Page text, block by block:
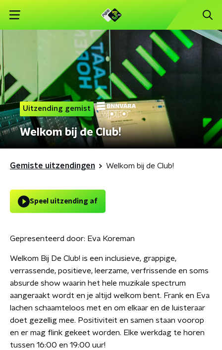
Uitzending gemist
Welkom bij de Club!
Gemiste uitzendingen Welkom bij de Club!
Speel uitzending af
Gepresenteerd door: Eva Koreman
Welkom Bij De Club! is een inclusieve, grappige,
verrassende, positieve, leerzame, verfrissende en soms
absurde show waarin het hele muzikale spectrum
aangeraakt wordt en je altijd welkom bent. Frank en Eva
lachen schaamteloos met en om elkaar en de luisteraar
doet gezellig mee. Positiviteit en samen staan voorop
en er mag flink gekeet worden. Elke werkdag te horen
tussen 16:00 en 19:00 uur!